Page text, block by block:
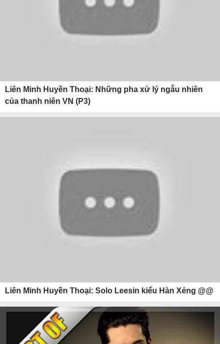
Liên Minh Huyền Thoại: Những pha xử lý ngẫu nhiên
của thanh niên VN (P3)
Liên Minh Huyền Thoại: Solo Leesin kiểu Hàn Xẻng @@